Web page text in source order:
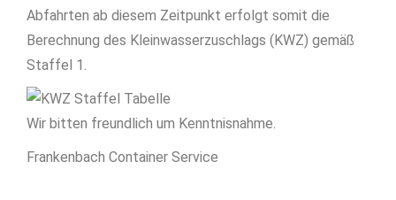
Abfahrten ab diesem Zeitpunkt erfolgt somit die
Berechnung des Kleinwasserzuschlags (KWZ) gemäß
Staffel 1.
Wir bitten freundlich um Kenntnisnahme.
Frankenbach Container Service